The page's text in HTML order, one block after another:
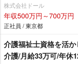
株式会社ドール
年収500万円～700万円
正社員 / 東京都
介護福祉士資格を活
介護/月給33万可/年休